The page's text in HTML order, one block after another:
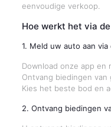
eenvoudige verkoop.
Hoe werkt het via
1. Meld uw auto aan via
Download onze app en
Ontvang biedingen van
Kies het beste bod en
2. Ontvang biedingen